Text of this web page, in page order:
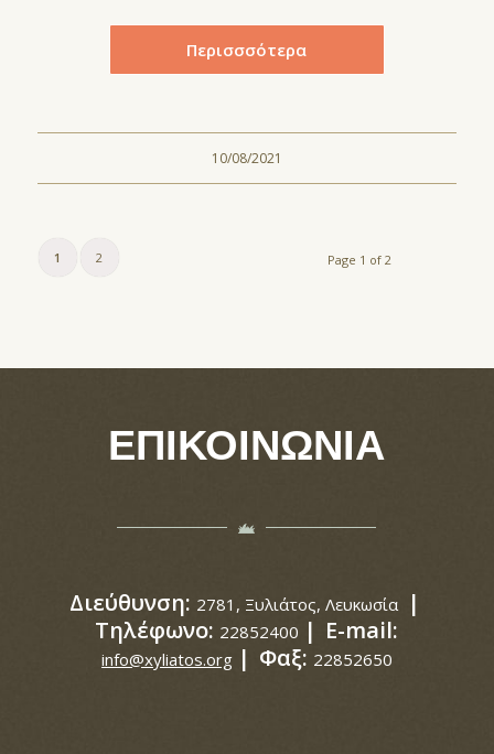
Περισσσότερα
10/08/2021
Page 1 of 2
1 2
ΕΠΙΚΟΙΝΩΝΙΑ
Διεύθυνση: 2781, Ξυλιάτος, Λευκωσία
|
Τηλέφωνο: 22852400 | E-mail:
info@xyliatos.org | Φαξ: 22852650